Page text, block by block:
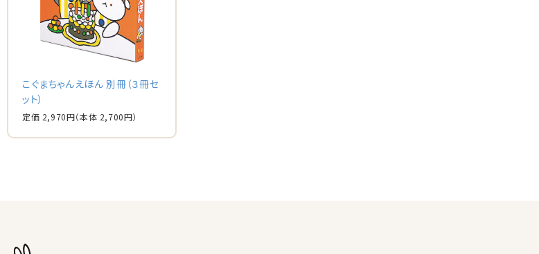
こぐまちゃんえほん 別冊（３冊セ
ット）
定価 2,970円（本体 2,700円）